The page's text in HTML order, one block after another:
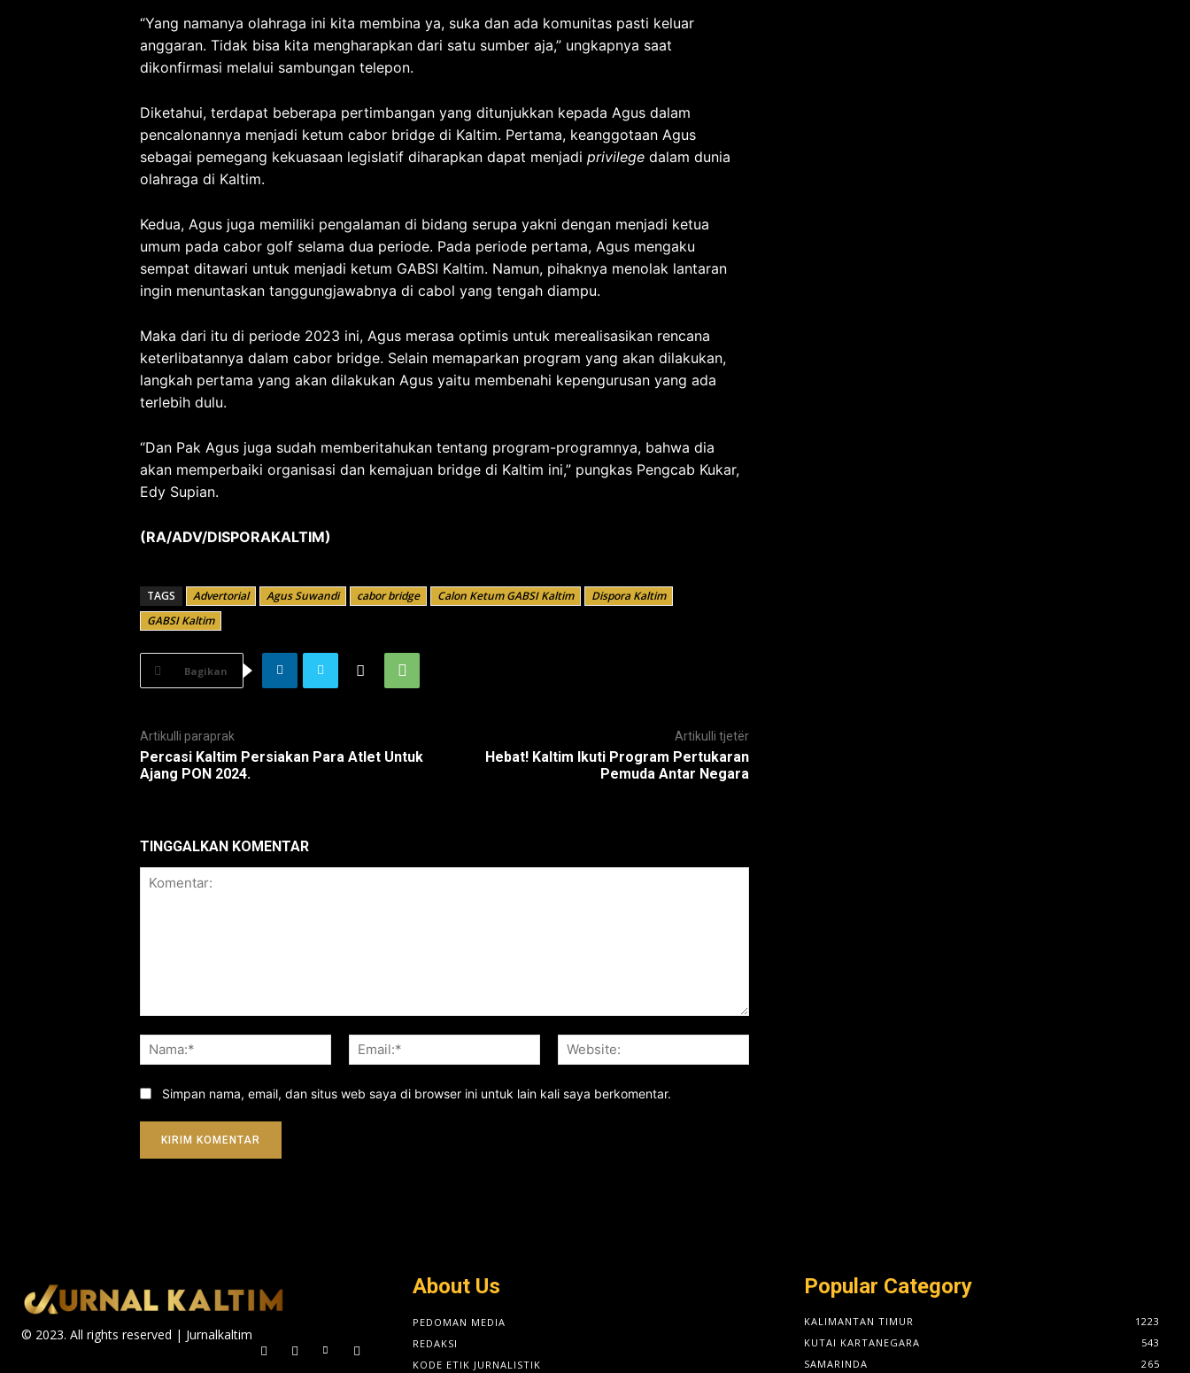
“Yang namanya olahraga ini kita membina ya, suka dan ada komunitas pasti keluar
anggaran. Tidak bisa kita mengharapkan dari satu sumber aja,” ungkapnya saat
dikonfirmasi melalui sambungan telepon.
Diketahui, terdapat beberapa pertimbangan yang ditunjukkan kepada Agus dalam
pencalonannya menjadi ketum cabor bridge di Kaltim. Pertama, keanggotaan Agus
sebagai pemegang kekuasaan legislatif diharapkan dapat menjadiprivilege dalam dunia
olahraga di Kaltim.
Kedua, Agus juga memiliki pengalaman di bidang serupa yakni dengan menjadi ketua
umum pada cabor golf selama dua periode. Pada periode pertama, Agus mengaku
sempat ditawari untuk menjadi ketum GABSI Kaltim. Namun, pihaknya menolak lantaran
ingin menuntaskan tanggungjawabnya di cabol yang tengah diampu.
Maka dari itu di periode 2023 ini, Agus merasa optimis untuk merealisasikan rencana
keterlibatannya dalam cabor bridge. Selain memaparkan program yang akan dilakukan,
langkah pertama yang akan dilakukan Agus yaitu membenahi kepengurusan yang ada
terlebih dulu.
“Dan Pak Agus juga sudah memberitahukan tentang program-programnya, bahwa dia
akan memperbaiki organisasi dan kemajuan bridge di Kaltim ini,” pungkas Pengcab Kukar,
Edy Supian.
(RA/ADV/DISPORAKALTIM)
TAGS Advertorial Agus Suwandi cabor bridge Calon Ketum GABSI Kaltim
Dispora Kaltim
GABSI Kaltim
Bagikan
Artikulli paraprak
Percasi Kaltim Persiakan Para Atlet Untuk
Ajang PON 2024.
Artikulli tjetër
Hebat! Kaltim Ikuti Program Pertukaran
Pemuda Antar Negara
TINGGALKAN KOMENTAR
Nama:*
Email:*
Simpan nama, email, dan situs web saya di browser ini untuk lain kali saya berkomentar.
© 2023. All rights reserved | Jurnalkaltim
About Us
PEDOMAN MEDIA
REDAKSI
KODE ETIK JURNALISTIK
Popular Category
KALIMANTAN TIMUR
1223
KUTAI KARTANEGARA
543
SAMARINDA
265